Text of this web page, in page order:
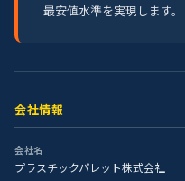
最安値水準を実現します。
会社情報
会社名
プラスチックパレット株式会社